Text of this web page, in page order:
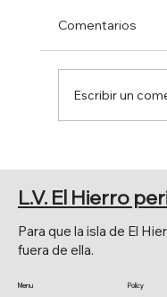
Comentarios
Escribir un
Policy
Menu
Para que la isla de El
fuera de ella.
L.V. El Hierro